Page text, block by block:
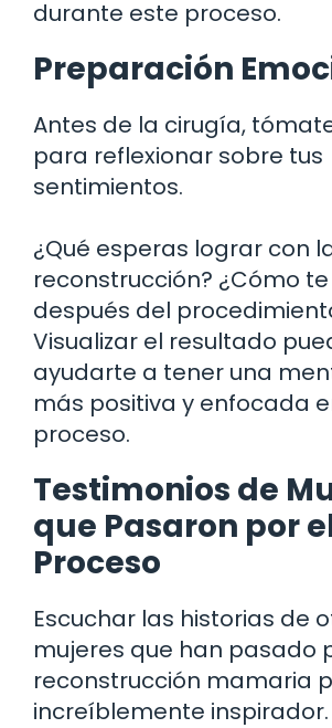
durante este proceso.
Preparación
Antes de la cirugía,
para reflexionar sobre tus
sentimientos.
¿Qué esperas lograr con
reconstrucción? ¿Cómo
después del
Visualizar el resultado
ayudarte a tener una
más positiva y enfocada
proceso.
Testimonios de
que Pasaron por
Proceso
Escuchar las historias de
mujeres que han pasado
reconstrucción mamaria
increíblemente inspirador.